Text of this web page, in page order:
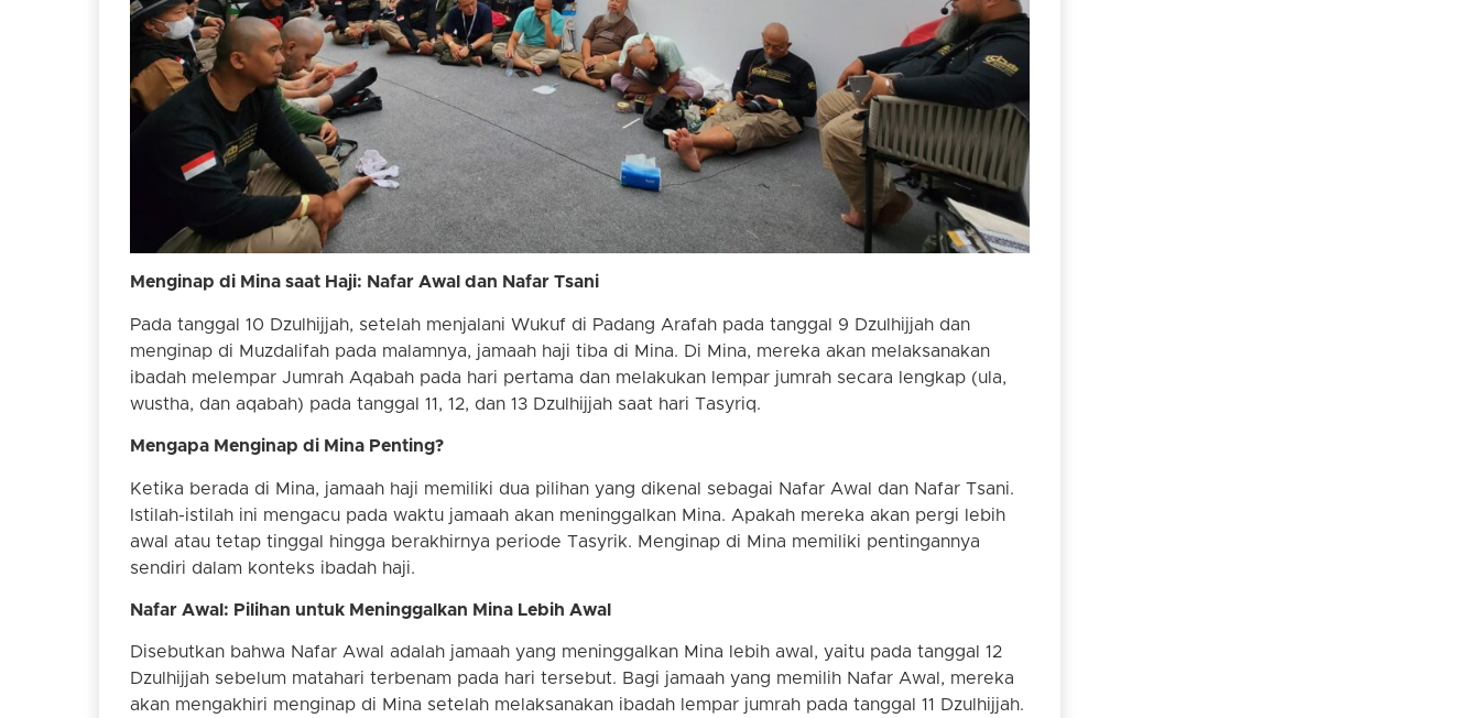
Menginap di Mina saat Haji: Nafar Awal dan Nafar Tsani
Pada tanggal 10 Dzulhijjah, setelah menjalani Wukuf di Padang Arafah pada tanggal 9 Dzulhijjah dan
menginap di Muzdalifah pada malamnya, jamaah haji tiba di Mina. Di Mina, mereka akan melaksanakan
ibadah melempar Jumrah Aqabah pada hari pertama dan melakukan lempar jumrah secara lengkap (ula,
wustha, dan aqabah) pada tanggal 11, 12, dan 13 Dzulhijjah saat hari Tasyriq.
Mengapa Menginap di Mina Penting?
Ketika berada di Mina, jamaah haji memiliki dua pilihan yang dikenal sebagai Nafar Awal dan Nafar Tsani.
Istilah-istilah ini mengacu pada waktu jamaah akan meninggalkan Mina. Apakah mereka akan pergi lebih
awal atau tetap tinggal hingga berakhirnya periode Tasyrik. Menginap di Mina memiliki pentingannya
sendiri dalam konteks ibadah haji.
Nafar Awal: Pilihan untuk Meninggalkan Mina Lebih Awal
Disebutkan bahwa Nafar Awal adalah jamaah yang meninggalkan Mina lebih awal, yaitu pada tanggal 12
Dzulhijjah sebelum matahari terbenam pada hari tersebut. Bagi jamaah yang memilih Nafar Awal, mereka
akan mengakhiri menginap di Mina setelah melaksanakan ibadah lempar jumrah pada tanggal 11 Dzulhijjah.